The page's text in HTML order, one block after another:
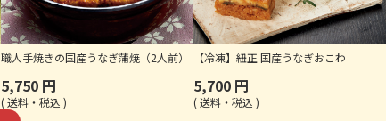
職人手焼きの国産うなぎ蒲焼（2人前）
5,750
送料・税込
【冷凍】紐正 国産うなぎおこわ
5,700
送料・税込